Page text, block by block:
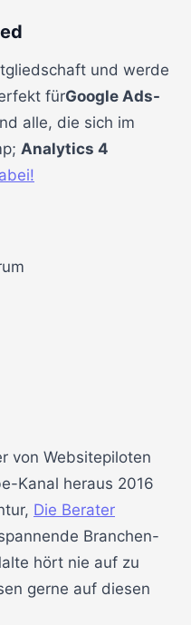
und werde
fürGoogle Ads-
alle, die sich im
Analytics 4
von Websitepiloten
Kanal heraus 2016
Die Berater
Branchen-
hört nie auf zu
gerne auf diesen